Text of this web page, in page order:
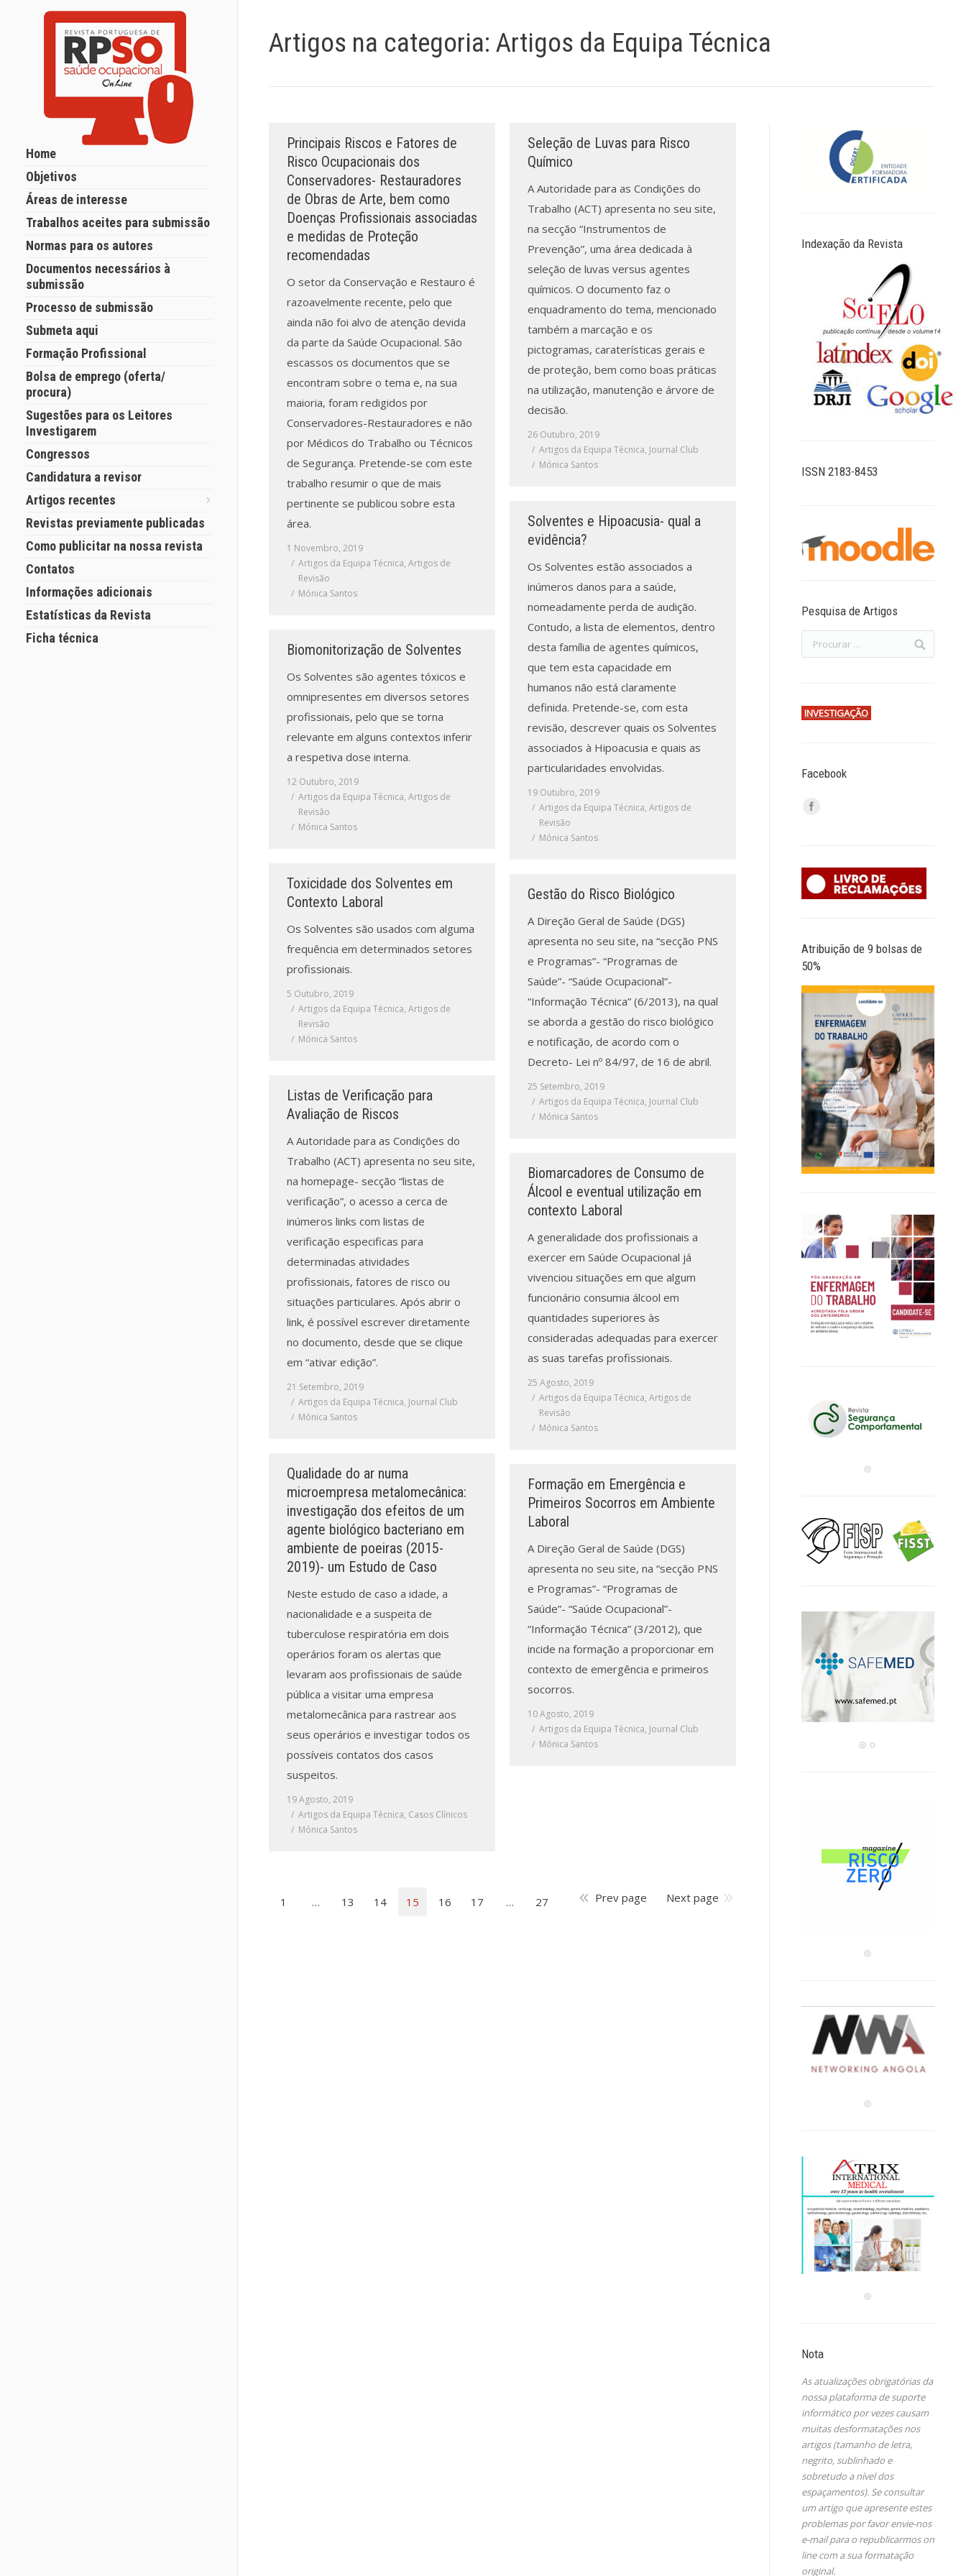
Home
Objetivos
Áreas de interesse
Trabalhos aceites para submissão
Normas para os autores
Documentos necessários à
submissão
Processo de submissão
Submeta aqui
Formação Profissional
Bolsa de emprego (oferta/
procura)
Sugestões para os Leitores
Investigarem
Congressos
Candidatura a revisor
Artigos recentes
Revistas previamente publicadas
Como publicitar na nossa revista
Contatos
Informações adicionais
Estatísticas da Revista
Ficha técnica
Artigos na categoria: Artigos da Equipa Técnica
Principais Riscos e Fatores de
Risco Ocupacionais dos
Conservadores- Restauradores
de Obras de Arte, bem como
Doenças Profissionais associadas
e medidas de Proteção
recomendadas
O setor da Conservação e Restauro é
razoavelmente recente, pelo que
ainda não foi alvo de atenção devida
da parte da Saúde Ocupacional. São
escassos os documentos que se
encontram sobre o tema e, na sua
maioria, foram redigidos por
Conservadores-Restauradores e não
por Médicos do Trabalho ou Técnicos
de Segurança. Pretende-se com este
trabalho resumir o que de mais
pertinente se publicou sobre esta
área.
1 Novembro, 2019
Artigos da Equipa Técnica, Artigos de
Revisão
Mónica Santos
Seleção de Luvas para Risco
Químico
A Autoridade para as Condições do
Trabalho (ACT) apresenta no seu site,
na secção “Instrumentos de
Prevenção”, uma área dedicada à
seleção de luvas versus agentes
químicos. O documento faz o
enquadramento do tema, mencionado
também a marcação e os
pictogramas, caraterísticas gerais e
de proteção, bem como boas práticas
na utilização, manutenção e árvore de
decisão.
26 Outubro, 2019
Artigos da Equipa Técnica, Journal Club
Mónica Santos
Solventes e Hipoacusia- qual a
evidência?
Os Solventes estão associados a
inúmeros danos para a saúde,
nomeadamente perda de audição.
Contudo, a lista de elementos, dentro
desta família de agentes químicos,
que tem esta capacidade em
humanos não está claramente
definida. Pretende-se, com esta
revisão, descrever quais os Solventes
associados à Hipoacusia e quais as
particularidades envolvidas.
19 Outubro, 2019
Artigos da Equipa Técnica, Artigos de
Revisão
Mónica Santos
Biomonitorização de Solventes
Os Solventes são agentes tóxicos e
omnipresentes em diversos setores
profissionais, pelo que se torna
relevante em alguns contextos inferir
a respetiva dose interna.
12 Outubro, 2019
Artigos da Equipa Técnica, Artigos de
Revisão
Mónica Santos
Toxicidade dos Solventes em
Contexto Laboral
Os Solventes são usados com alguma
frequência em determinados setores
profissionais.
5 Outubro, 2019
Artigos da Equipa Técnica, Artigos de
Revisão
Mónica Santos
Gestão do Risco Biológico
A Direção Geral de Saúde (DGS)
apresenta no seu site, na “secção PNS
e Programas”- “Programas de
Saúde”- “Saúde Ocupacional”-
“Informação Técnica” (6/2013), na qual
se aborda a gestão do risco biológico
e notificação, de acordo com o
Decreto- Lei nº 84/97, de 16 de abril.
25 Setembro, 2019
Artigos da Equipa Técnica, Journal Club
Mónica Santos
Listas de Verificação para
Avaliação de Riscos
A Autoridade para as Condições do
Trabalho (ACT) apresenta no seu site,
na homepage- secção “listas de
verificação”, o acesso a cerca de
inúmeros links com listas de
verificação especificas para
determinadas atividades
profissionais, fatores de risco ou
situações particulares. Após abrir o
link, é possível escrever diretamente
no documento, desde que se clique
em “ativar edição”.
21 Setembro, 2019
Artigos da Equipa Técnica, Journal Club
Mónica Santos
Biomarcadores de Consumo de
Álcool e eventual utilização em
contexto Laboral
A generalidade dos profissionais a
exercer em Saúde Ocupacional já
vivenciou situações em que algum
funcionário consumia álcool em
quantidades superiores às
consideradas adequadas para exercer
as suas tarefas profissionais.
25 Agosto, 2019
Artigos da Equipa Técnica, Artigos de
Revisão
Mónica Santos
Qualidade do ar numa
microempresa metalomecânica:
investigação dos efeitos de um
agente biológico bacteriano em
ambiente de poeiras (2015-
2019)- um Estudo de Caso
Neste estudo de caso a idade, a
nacionalidade e a suspeita de
tuberculose respiratória em dois
operários foram os alertas que
levaram aos profissionais de saúde
pública a visitar uma empresa
metalomecânica para rastrear aos
seus operários e investigar todos os
possíveis contatos dos casos
suspeitos.
19 Agosto, 2019
Artigos da Equipa Técnica, Casos Clínicos
Mónica Santos
Formação em Emergência e
Primeiros Socorros em Ambiente
Laboral
A Direção Geral de Saúde (DGS)
apresenta no seu site, na “secção PNS
e Programas”- “Programas de
Saúde”- “Saúde Ocupacional”-
“Informação Técnica” (3/2012), que
incide na formação a proporcionar em
contexto de emergência e primeiros
socorros.
10 Agosto, 2019
Artigos da Equipa Técnica, Journal Club
Mónica Santos
1 … 13 14 15 16 17 … 27 Prev page Next page
Indexação da Revista
ISSN 2183-8453
Pesquisa de Artigos
INVESTIGAÇÃO
Facebook
Atribuição de 9 bolsas de
50%
Nota
As atualizações obrigatórias da
nossa plataforma de suporte
informático por vezes causam
muitas desformatações nos
artigos (tamanho de letra,
negrito, sublinhado e
sobretudo a nível dos
espaçamentos). Se consultar
um artigo que apresente estes
problemas por favor envie-nos
e-mail para o republicarmos on
line com a sua formatação
original.